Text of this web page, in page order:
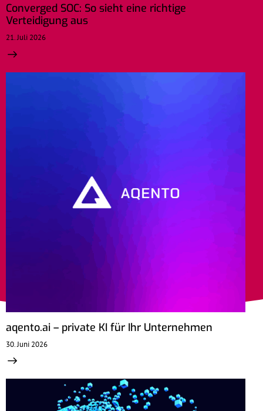
Converged SOC: So sieht eine richtige
Verteidigung aus
21. Juli 2026
aqento.ai – private KI für Ihr Unternehmen
30. Juni 2026